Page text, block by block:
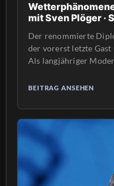
mit Sven Plöger ·
Der renommierte
der vorerst letzte
Als langjähriger
Dokumentationen ist
um Vorhersagen von
um die Tauglichkeit
BEITRAG ANSEHEN